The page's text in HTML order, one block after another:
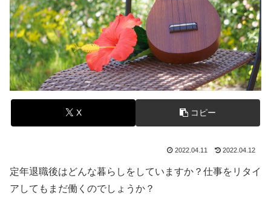
X コピー
2022.04.11 2022.04.12
定年退職後はどんな暮らしをしていますか？仕事をリタイ
アしてもまだ働くのでしょうか？